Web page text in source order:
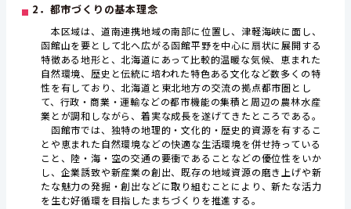
2．都市づくりの基本理念
本区域は、道南連携地域の南部に位置し、津軽海峡に面し、
函館山を要として北へ広がる函館平野を中心に扇状に展開する
特徴ある地形と、北海道にあって比較的温暖な気候、恵まれた
自然環境、歴史と伝統に培われた特色ある文化など数多くの特
性を有しており、北海道と東北地方の交流の拠点都市圏とし
て、行政・商業・運輸などの都市機能の集積と周辺の農林水産
業とが調和しながら、着実な成長を遂げてきたところである。
函館市では、独特の地理的・文化的・歴史的資源を有するこ
とや恵まれた自然環境などの快適な生活環境を併せ持っている
こと、陸・海・空の交通の要衝であることなどの優位性をいか
し、企業誘致や新産業の創出、既存の地域資源の磨き上げや新
たな魅力の発掘・創出などに取り組むことにより、新たな活力
を生む好循環を目指したまちづくりを推進する。